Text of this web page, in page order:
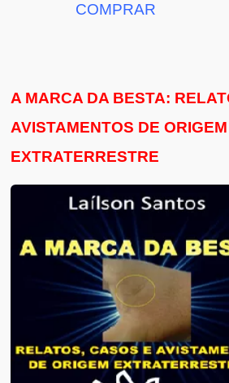
COMPRAR
A MARCA DA BESTA:
AVISTAMENTOS DE ORIGEM
EXTRATERRESTRE